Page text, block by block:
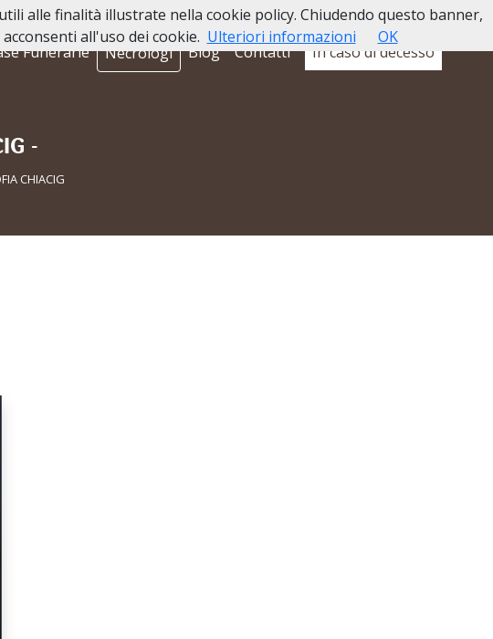
Funerarie Necrologi Blog Contatti In caso di decesso
-
CHIACIG
alle finalità illustrate nella cookie policy. Chiudendo questo banner,
all'uso dei cookie. Ulteriori informazioni OK